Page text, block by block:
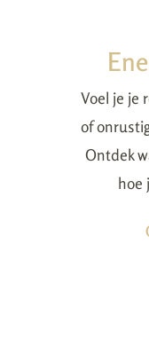
Voel je je
of
Ontdek
hoe